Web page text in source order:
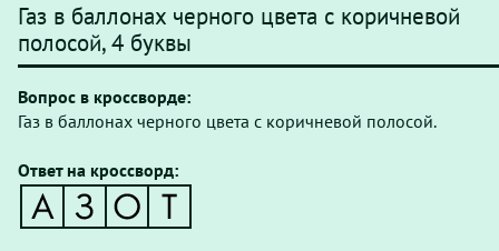
Газ в баллонах черного цвета с коричневой
полосой, 4 буквы
Вопрос в кроссворде:
Газ в баллонах черного цвета с коричневой полосой.
Ответ на кроссворд: